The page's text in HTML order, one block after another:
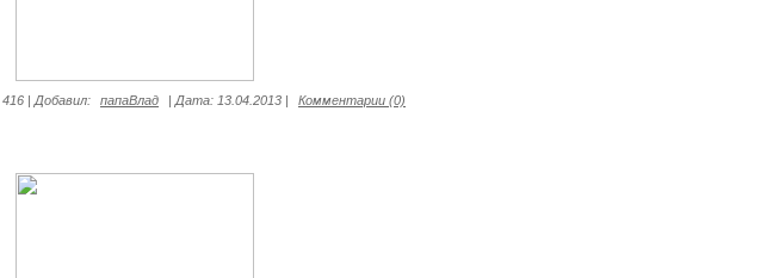
416 | Добавил: папаВлад | Дата: 13.04.2013 | Комментарии (0)